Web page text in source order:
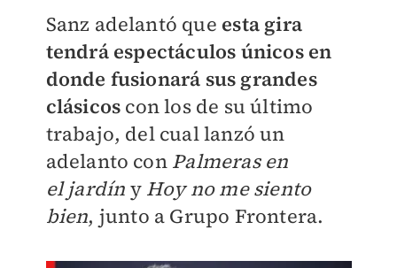
Sanz adelantó que esta gira
tendráespectáculos únicos en
donde fusionará sus grandes
clásicos con los de su último
trabajo, del cual lanzó un
adelanto con Palmeras en
eljardín yHoy no me siento
bien, junto a Grupo Frontera.